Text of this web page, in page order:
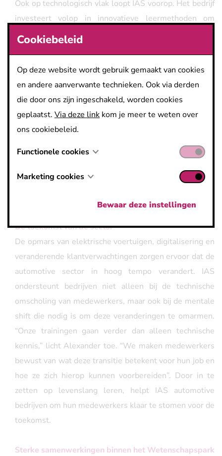
Ook op technologisch vlak loopt IAS voorop. Het bedrijf
investeert volop in innovatieve leermethoden om
trainingen effectiever en toegankelijker te maken. Zo
deelnemers in een klaslokaal theorie kreeg, is een
lachend. “Wij willen vooroplopen in de manier waarop
De toekomst van de sector
De opmars van elektrische voertuigen, digitalisering en
veranderende klantverwachtingen zorgen ervoor dat de
automotive sector in hoog tempo verandert. IAS
ondersteunt bedrijven niet alleen bij de technische
omscholing van medewerkers, maar ook bij de mentale
shift die nodig is om deze veranderingen te omarmen.
“Onze trainingen gaan verder dan alleen technische
kennis,” licht Alexander toe. “We maken medewerkers
bewust van wat deze transitie betekent voor hun job en
hoe ze zich hierop kunnen voorbereiden”. Door in te
zetten op levenslang leren, helpt IAS automotive
bedrijven om hun medewerkers klaar te stomen voor de
toekomst.
Sterke samenwerkingen binnen het Wetenschapspark
Cookiebeleid
Op deze website wordt gebruik gemaakt van cookies
en andere aanverwante technieken. Ook via derden
die door ons zijn ingeschakeld, worden cookies
geplaatst. Via deze link kom je meer te weten over
ons cookiebeleid.
Functionele cookies
Marketing cookies
Bewaar deze instellingen